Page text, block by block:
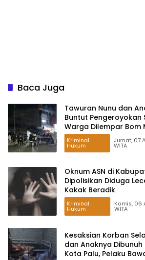
Baca Juga
Tawuran Nunu dan
Buntut Pengeroyokan
Warga Dilempar Bom
Kriminal
Hukum
Jumat, 07
WITA
Oknum ASN di
Dipolisikan Diduga
Kakak Beradik
Kriminal
Hukum
Kamis, 06
WITA
Kesaksian Korban
dan Anaknya Dibunuh
Kota Palu, Pelaku